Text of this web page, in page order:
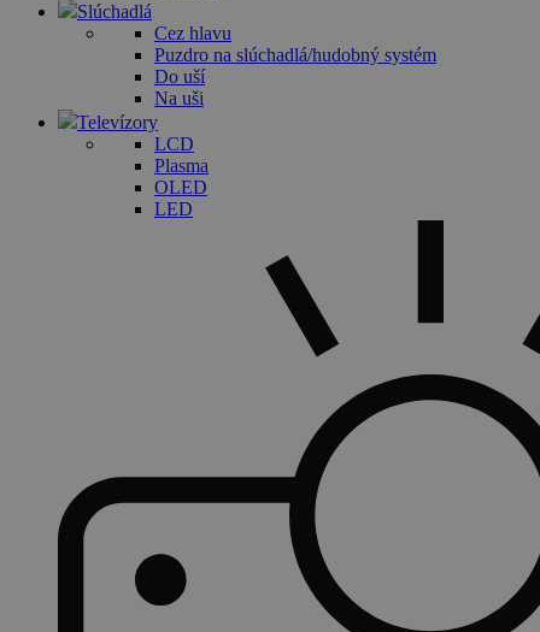
Slúchadlá
Cez hlavu
Puzdro na slúchadlá/hudobný systém
Do uší
Na uši
Televízory
LCD
Plasma
OLED
LED